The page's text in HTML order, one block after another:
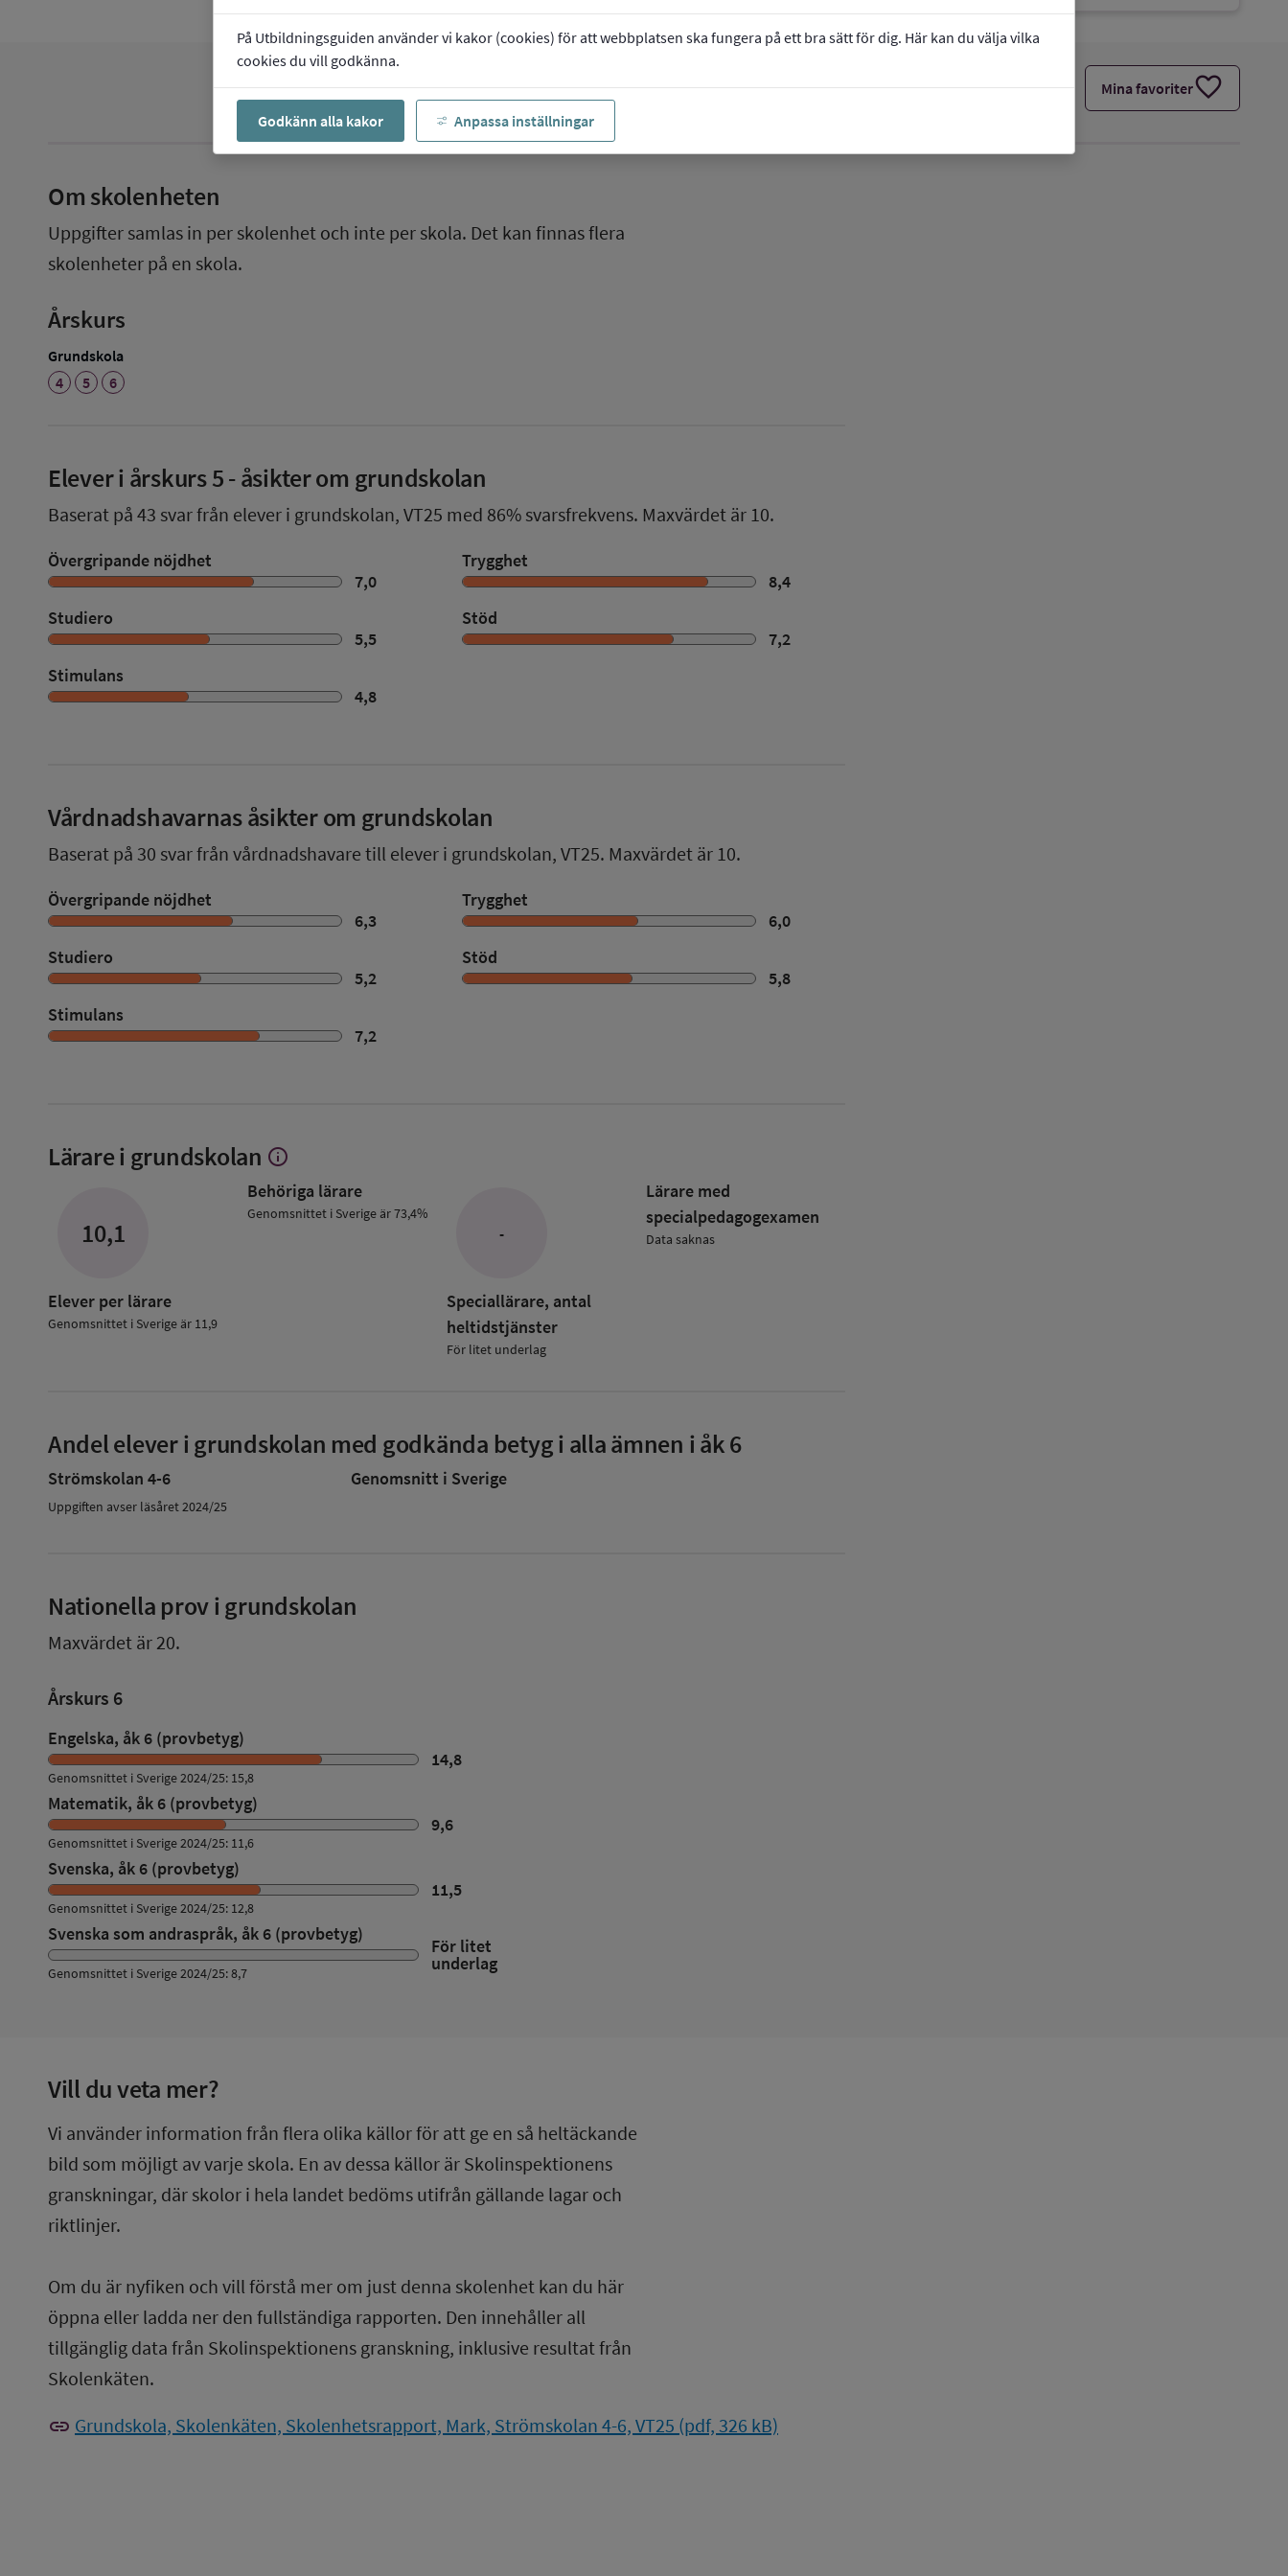
På Utbildningsguiden använder vi kakor (cookies) för att webbplatsen ska fungera på ett bra sätt för dig. Här kan du välja vilka
cookies du vill godkänna.
Godkänn alla kakor Anpassa inställningar
Mina favoriterfavorite
Om skolenheten
Uppgifter samlas in per skolenhet och inte per skola. Det kan finnas flera
skolenheter på en skola.
Årskurs
Grundskola
4
5 6
Elever i årskurs 5- åsikter om grundskolan
Baserat på 43 svar från elever i grundskolan, VT25 med 86% svarsfrekvens. Maxvärdet är 10.
Övergripande nöjdhet
7,0
Trygghet
8,4
Studiero
5,5
Stöd
7,2
Stimulans
4,8
Vårdnadshavarnas åsikter om grundskolan
Baserat på 30 svar från vårdnadshavare till elever i grundskolan, VT25. Maxvärdet är 10.
Övergripande nöjdhet
6,3
Trygghet
6,0
Studiero
5,2
Stöd
5,8
Stimulans
7,2
Lärare i grundskolan Visa
om
Lärare
info
10,1
Elever per lärare
Genomsnittet i Sverige är 11,9
Behöriga lärare
Genomsnittet i Sverige är 73,4%
-
Speciallärare, antal
heltidstjänster
För litet underlag
Lärare med
specialpedagog­examen
Data saknas
Andel elever i grundskolan med godkända betyg i alla ämnen i åk 6
Strömskolan 4-6 Genomsnitt i Sverige
Uppgiften avser läsåret 2024/25
Nationella prov i grundskolan
Maxvärdet är 20.
Årskurs 6
Engelska, åk 6 (provbetyg)
14,8
Genomsnittet i Sverige 2024/25: 15,8
Matematik, åk 6 (provbetyg)
9,6
Genomsnittet i Sverige 2024/25: 11,6
Svenska, åk 6 (provbetyg)
11,5
Genomsnittet i Sverige 2024/25: 12,8
Svenska som andraspråk, åk 6 (provbetyg)
För litet
underlag
Genomsnittet i Sverige 2024/25: 8,7
Vill du veta mer?
Vi använder information från flera olika källor för att ge en så heltäckande
bild som möjligt av varje skola. En av dessa källor är Skolinspektionens
granskningar, där skolor i hela landet bedöms utifrån gällande lagar och
riktlinjer.
Om du är nyfiken och vill förstå mer om just denna skolenhet kan du här
öppna eller ladda ner den fullständiga rapporten. Den innehåller all
tillgänglig data från Skolinspektionens granskning, inklusive resultat från
Skolenkäten.
link Grundskola, Skolenkäten, Skolenhetsrapport, Mark, Strömskolan 4-6, VT25 (pdf, 326 kB)